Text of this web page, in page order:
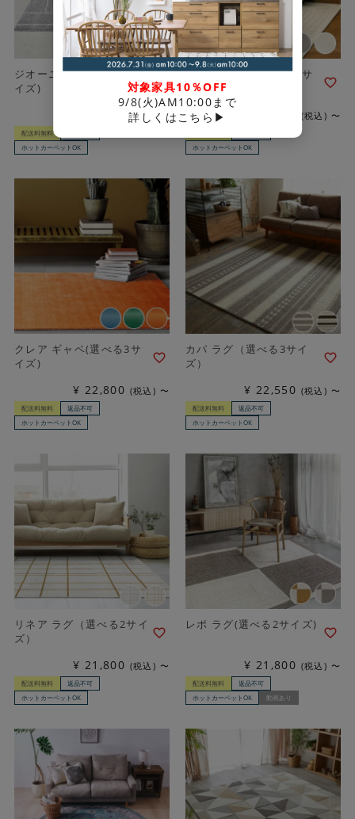
ジオーニ ラグ(選べる3サ
イズ)
税込 〜
配送料無料
ホットカーペットOK
ルアール ラグ(選べる3サ
イズ)
税込 〜
ホットカーペットOK
クレア ギャベ(選べる3サ
イズ)
¥ 22,800 税込 〜
配送料無料
返品不可
ホットカーペットOK
カパ ラグ（選べる3サイ
ズ）
¥ 22,550 税込 〜
配送料無料
返品不可
ホットカーペットOK
リネア ラグ（選べる2サイ
ズ）
¥ 21,800 税込 〜
配送料無料
返品不可
ホットカーペットOK
レポ ラグ(選べる2サイズ)
¥ 21,800 税込 〜
配送料無料
返品不可
ホットカーペットOK
動画あり
対象家具10％OFF
9/8(火)AM10:00まで
詳しくはこちら▶